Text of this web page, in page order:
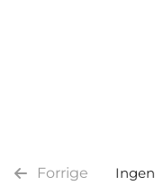
Forrige Ingen